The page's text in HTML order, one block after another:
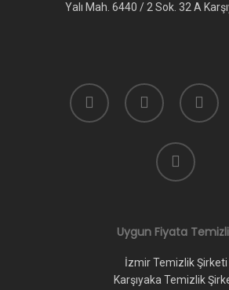
Yalı Mah. 6440 / 2 Sok. 32 A
facebook instagram whatsapp
email
Uygun Fiyata
İzmir Temizlik Şirketi
Karşıyaka Temizlik